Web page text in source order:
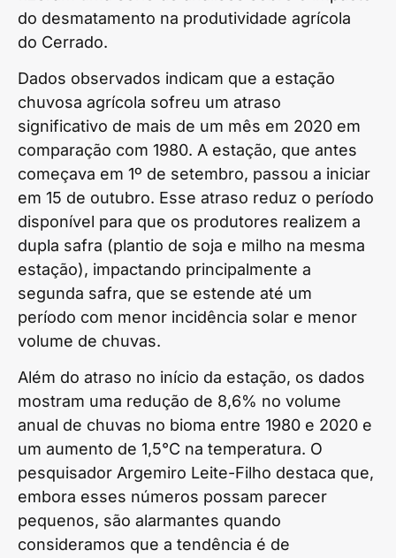
do desmatamento na produtividade agrícola
do Cerrado.
Dados observados indicam que a estação
chuvosa agrícola sofreu um atraso
significativo de mais de um mês em 2020 em
comparação com 1980. A estação, que antes
começava em 1º de setembro, passou a iniciar
em 15 de outubro. Esse atraso reduz o período
disponível para que os produtores realizem a
dupla safra (plantio de soja e milho na mesma
estação), impactando principalmente a
segunda safra, que se estende até um
período com menor incidência solar e menor
volume de chuvas.
Além do atraso no início da estação, os dados
mostram uma redução de 8,6% no volume
anual de chuvas no bioma entre 1980 e 2020 e
um aumento de 1,5°C na temperatura. O
pesquisador Argemiro Leite-Filho destaca que,
embora esses números possam parecer
pequenos, são alarmantes quando
consideramos que a tendência é de